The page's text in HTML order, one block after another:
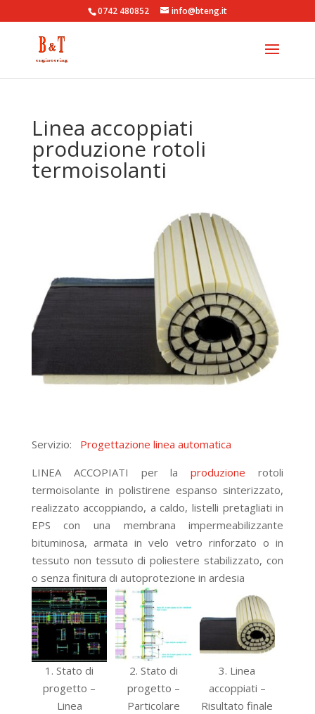
0742 480852 info@bteng.it
Linea accoppiati
produzione rotoli
termoisolanti
Servizio: Progettazione linea automatica
LINEA ACCOPIATI per laproduzione rotoli
termoisolante in polistirene espanso sinterizzato,
realizzato accoppiando, a caldo, listelli pretagliati in
EPS con una membrana impermeabilizzante
bituminosa, armata in velo vetro rinforzato o in
tessuto non tessuto di poliestere stabilizzato, con
o senza finitura di autoprotezione in ardesia
1. Stato di
progetto –
Linea
2. Stato di
progetto –
Particolare
3. Linea
accoppiati –
Risultato finale